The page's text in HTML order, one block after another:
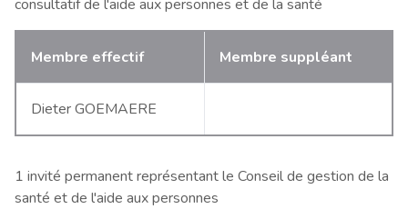
consultatif de l'aide aux personnes et de la santé
Membre effectif Membre suppléant
Dieter GOEMAERE
1 invité permanent représentant le Conseil de gestion de la
santé et de l'aide aux personnes